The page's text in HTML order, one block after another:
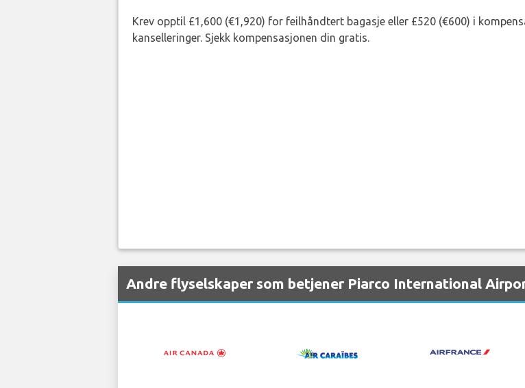
Krev opptil £1,600 (€1,920) for feilhåndtert bagasje eller £520 (€600) i
kanselleringer. Sjekk kompensasjonen din gratis.
Andre flyselskaper som betjener Piarco International